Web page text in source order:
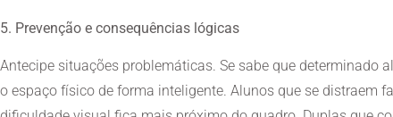
5. Prevenção e consequências lógicas
Antecipe situações problemáticas. Se sabe que determinado
o espaço físico de forma inteligente. Alunos que se distraem